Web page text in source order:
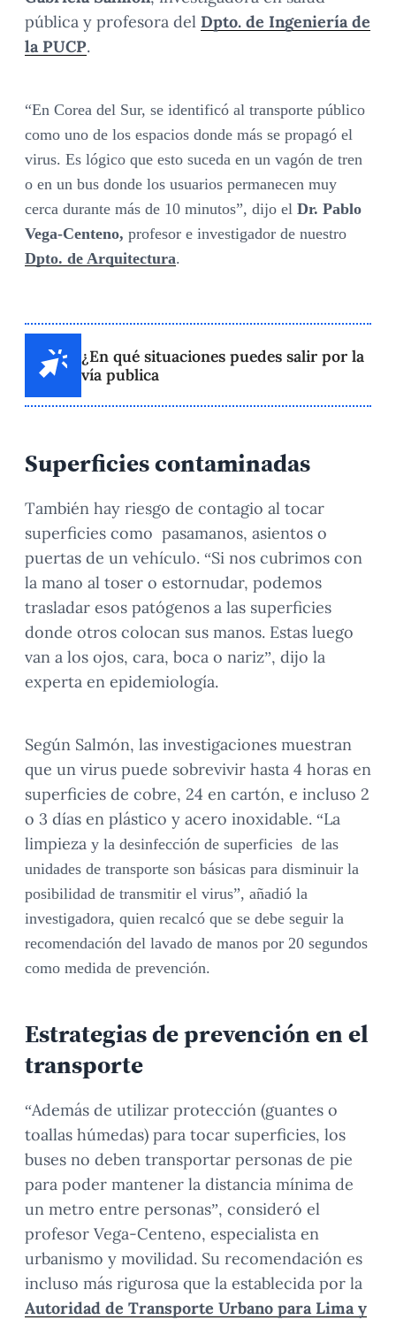
pública y profesora del Dpto. de Ingeniería de
la PUCP.
“En Corea del Sur, se identificó al transporte público
como uno de los espacios donde más se propagó el
virus. Es lógico que esto suceda en un vagón de tren
o en un bus donde los usuarios permanecen muy
cerca durante más de 10 minutos”, dijo el Dr. Pablo
Vega-Centeno, profesor e investigador de nuestro
Dpto. de Arquitectura.
¿En qué situaciones puedes salir por la
vía publica
Superficies contaminadas
También hay riesgo de contagio al tocar
superficies como pasamanos, asientos o
puertas de un vehículo. “Si nos cubrimos con
la mano al toser o estornudar, podemos
trasladar esos patógenos a las superficies
donde otros colocan sus manos. Estas luego
van a los ojos, cara, boca o nariz”, dijo la
experta en epidemiología.
Según Salmón, las investigaciones muestran
que un virus puede sobrevivir hasta 4 horas en
superficies de cobre, 24 en cartón, e incluso 2
o 3 días en plástico y acero inoxidable. “La
limpieza y la desinfección de superficies de las
unidades de transporte son básicas para disminuir la
posibilidad de transmitir el virus”, añadió la
investigadora, quien recalcó que se debe seguir la
recomendación del lavado de manos por 20 segundos
como medida de prevención.
Estrategias de prevención en el
transporte
“Además de utilizar protección (guantes o
toallas húmedas) para tocar superficies, los
buses no deben transportar personas de pie
para poder mantener la distancia mínima de
un metro entre personas”, consideró el
profesor Vega-Centeno, especialista en
urbanismo y movilidad. Su recomendación es
incluso más rigurosa que la establecida por la
Autoridad de Transporte Urbano para Lima y